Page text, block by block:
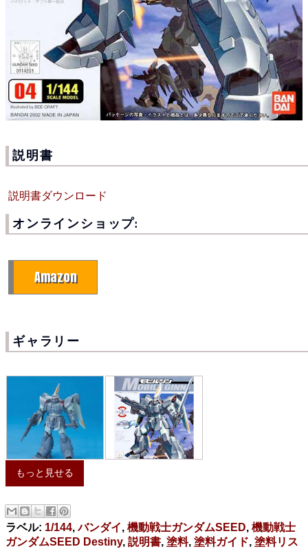
説明書
説明書ダウンロード
オンラインショップ:
Amazon
ギャラリー
もっと見せる
ラベル: 1/144,バンダイ, 機動戦士ガンダムSEED, 機動戦士
ガンダムSEED Destiny, 説明書, 塗料, 塗料ガイド, 塗料リス